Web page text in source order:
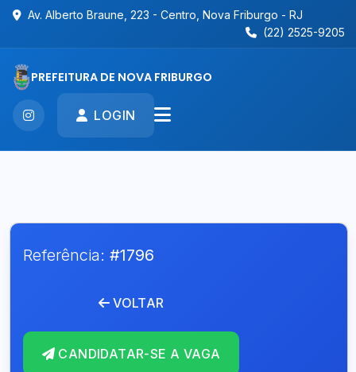
Av. Alberto Braune, 223 - Centro, Nova Friburgo - RJ
(22) 2525-9205
PREFEITURA DE NOVA FRIBURGO
LOGIN
Referência: #1796
VOLTAR
CANDIDATAR-SE A VAGA